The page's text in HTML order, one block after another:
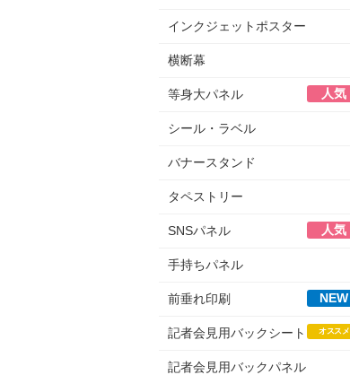
インクジェットポスター
横断幕
等身大パネル 人気
シール・ラベル
バナースタンド
タペストリー
SNSパネル 人気
手持ちパネル
前垂れ印刷 NEW
記者会見用バックシート オススメ
記者会見用バックパネル